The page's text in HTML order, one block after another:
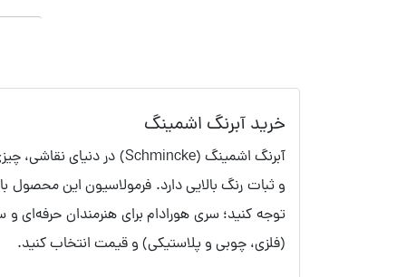
خرید آبرنگ اشمینگ
و ثبات رنگ بالایی دارد. فرمولاسیون این
توجه کنید؛ سری هورادام برای هنرمندان
(فلزی، چوبی و پلاستیکی) و قیمت انتخاب کنید.